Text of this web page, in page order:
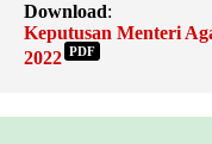
Download:
Keputusan Menteri
2022 PDF